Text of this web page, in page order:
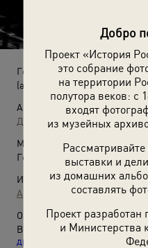
Добро
Проект «История
это собрание
на территории
полутора веков: с
входят
из музейных
выставки и
из домашних
составлять
Проект
и Министерства
Германия
(апрель 1945)
Автор:
Дмитрий Бальтерманц
Место съемки:
Германия
Источники:
Архив Т. Бальтерманц
О фотографии:
Выставки«Человек на
дни войны»
с этой